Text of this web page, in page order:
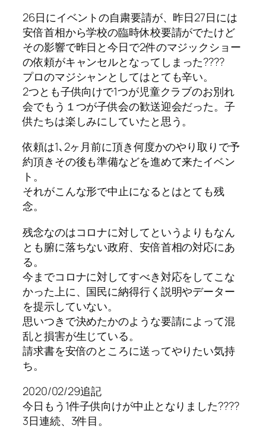
26日にイベントの自粛要請が、昨日27日には
安倍首相から学校の臨時休校要請がでたけど
その影響で昨日と今日で2件のマジックショー
の依頼がキャンセルとなってしまった????
プロのマジシャンとしてはとても辛い。
2つとも子供向けで1つが児童クラブのお別れ
会でもう１つが子供会の歓送迎会だった。子
供たちは楽しみにしていたと思う。
依頼は1､2ヶ月前に頂き何度かのやり取りで予
約頂きその後も準備などを進めて来たイベン
ト。
それがこんな形で中止になるとはとても残
念。
残念なのはコロナに対してというよりもなん
とも腑に落ちない政府、安倍首相の対応にあ
る。
今までコロナに対してすべき対応をしてこな
かった上に、国民に納得行く説明やデーター
を提示していない。
思いつきで決めたかのような要請によって混
乱と損害が生じている。
請求書を安倍のところに送ってやりたい気持
ち。
2020/02/29追記
今日もう1件子供向けが中止となりました????
3日連続、3件目。